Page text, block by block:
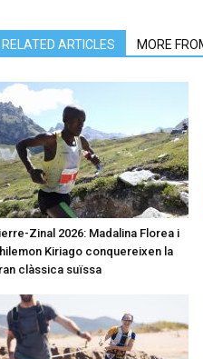
RELATED ARTICLES MORE
Zinal 2026: Madalina Florea i
Kiriago conquereixen la
clàssica suïssa